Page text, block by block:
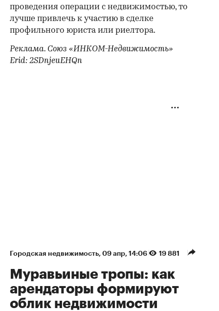
проведения операции с недвижимостью, то
лучше привлечь к участию в сделке
профильного юриста или риелтора.
Реклама. Союз «ИНКОМ-Недвижимость»
Erid: 2SDnjeuEHQn
Городская недвижимость 09 апр, 14:06 19 881
Муравьиные тропы: как
арендаторы формируют
облик недвижимости